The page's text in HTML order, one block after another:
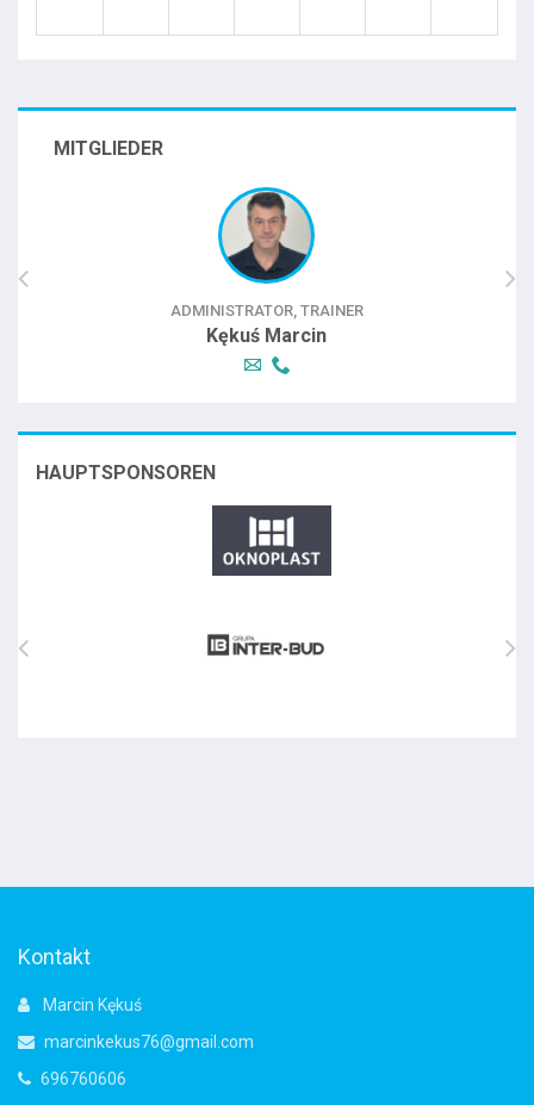
MITGLIEDER
ADMINISTRATOR, TRAINER
Kękuś Marcin
HAUPTSPONSOREN
Kontakt
Marcin Kękuś
marcinkekus76@gmail.com
696760606